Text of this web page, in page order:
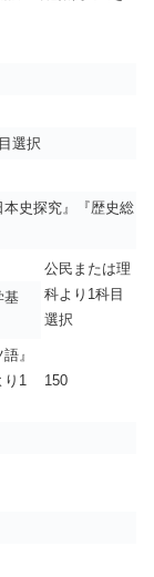
選択
本史探究』『歴史総
公民または理
科より1科目
選択
基
』
り1
150